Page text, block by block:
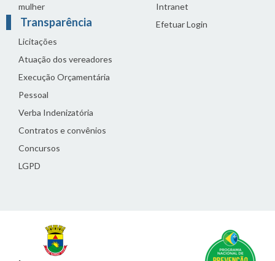
mulher
Transparência
Licitações
Atuação dos vereadores
Execução Orçamentária
Pessoal
Verba Indenizatória
Contratos e convênios
Concursos
LGPD
Intranet
Efetuar Login